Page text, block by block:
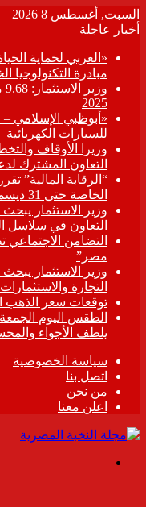
السبت, أغسطس 8 2026
أخبار عاجلة
«العربي لحماية
مبادرة التكنولوجيا
2025
«أبوظبي
للسيارات الكهربائية
وزيرا الأوقاف
التعاون المشترك
“الرقابة المالية”
الخاصة حتى 31 ديسمبر المقبل
وزير الاستثمار
التعاون في سلاسل
التضامن
مصر”
وزير الاستثمار
التجارة والاستثمارات
توقعات سعر الذهب اليوم
الطقس اليوم
يلطف الأجواء
سياسة الخصوصية
اتصل بنا
من نحن
اعلن معنا